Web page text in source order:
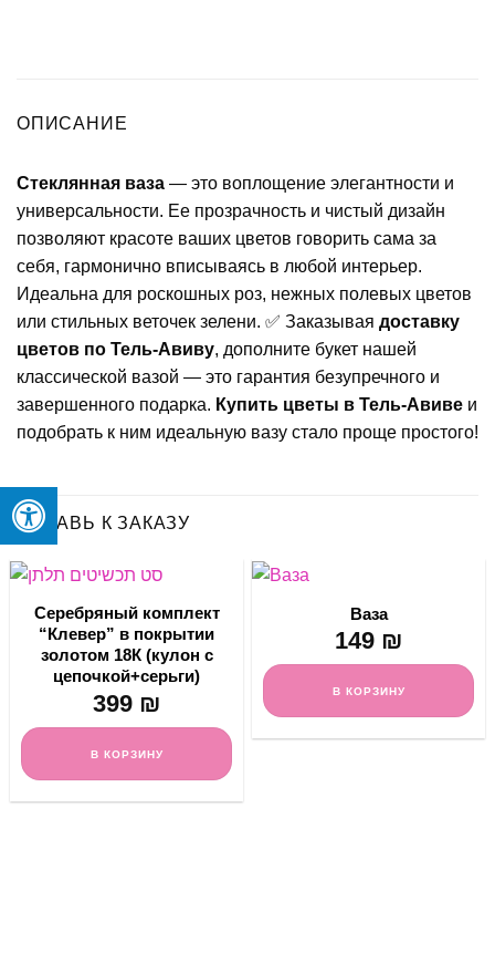
ОПИСАНИЕ
Стеклянная ваза — это воплощение элегантности и
универсальности. Ее прозрачность и чистый дизайн
позволяют красоте ваших цветов говорить сама за
себя, гармонично вписываясь в любой интерьер.
Идеальна для роскошных роз, нежных полевых цветов
или стильных веточек зелени. ✅ Заказывая доставку
цветов по Тель-Авиву, дополните букет нашей
классической вазой — это гарантия безупречного и
завершенного подарка. Купить цветы в Тель-Авиве и
подобрать к ним идеальную вазу стало проще простого!
ДОБАВЬ К ЗАКАЗУ
Серебряный комплект
“Клевер” в покрытии
золотом 18К (кулон с
цепочкой+серьги)
399 ₪
В КОРЗИНУ
Ваза
149 ₪
В КОРЗИНУ